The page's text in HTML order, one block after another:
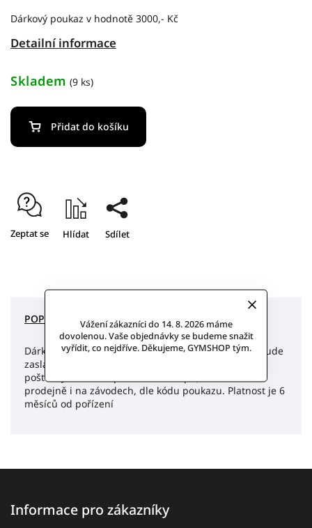
Vážení zákazníci do 14. 8. 2026 máme
dovolenou. Vaše objednávky se budeme snažit
vyřídit, co nejdříve. Děkujeme, GYMSHOP tým.
Dárkový poukaz v hodnotě 3000,- Kč
Detailní informace
Skladem (9 ks)
Přidat do košíku
Zeptat se Hlídat Sdílet
POPIS DISKUZE
Dárkový poukaz v hodnotě 3000,- Kč . Poukaz Vám bude
zaslán na e-mail popř. je možné vytisknout a zaslat
poštou. Je možné uplatnit na eshopu, v kamenné
prodejně i na závodech, dle kódu poukazu. Platnost je 6
měsíců od pořízení
Informace pro zákazníky